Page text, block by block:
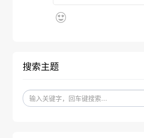
搜索主题